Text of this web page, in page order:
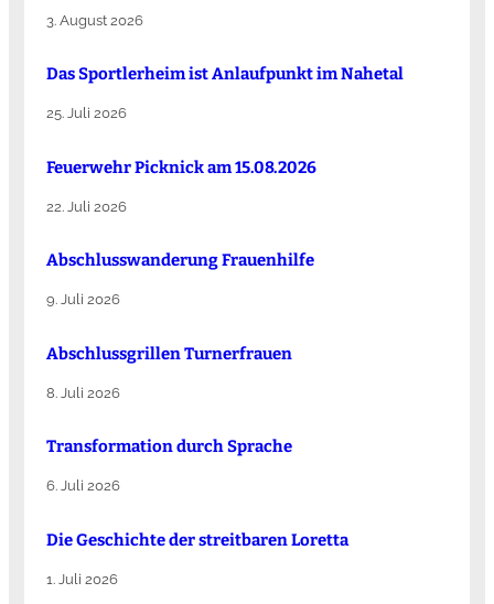
3. August 2026
Das Sportlerheim ist Anlaufpunkt im Nahetal
25. Juli 2026
Feuerwehr Picknick am 15.08.2026
22. Juli 2026
Abschlusswanderung Frauenhilfe
9. Juli 2026
Abschlussgrillen Turnerfrauen
8. Juli 2026
Transformation durch Sprache
6. Juli 2026
Die Ge­schich­te der streit­ba­ren Lo­ret­ta
1. Juli 2026